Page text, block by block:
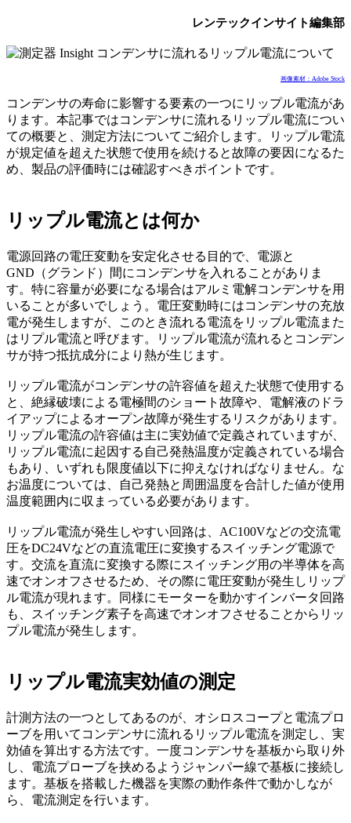
レンテックインサイト編集部
画像素材：Adobe Stock
コンデンサの寿命に影響する要素の一つにリップル電流があ
ります。本記事ではコンデンサに流れるリップル電流につい
ての概要と、測定方法についてご紹介します。リップル電流
が規定値を超えた状態で使用を続けると故障の要因になるた
め、製品の評価時には確認すべきポイントです。
リップル電流とは何か
電源回路の電圧変動を安定化させる目的で、電源と
GND（グランド）間にコンデンサを入れることがありま
す。特に容量が必要になる場合はアルミ電解コンデンサを用
いることが多いでしょう。電圧変動時にはコンデンサの充放
電が発生しますが、このとき流れる電流をリップル電流また
はリプル電流と呼びます。リップル電流が流れるとコンデン
サが持つ抵抗成分により熱が生じます。
リップル電流がコンデンサの許容値を超えた状態で使用する
と、絶縁破壊による電極間のショート故障や、電解液のドラ
イアップによるオープン故障が発生するリスクがあります。
リップル電流の許容値は主に実効値で定義されていますが、
リップル電流に起因する自己発熱温度が定義されている場合
もあり、いずれも限度値以下に抑えなければなりません。な
お温度については、自己発熱と周囲温度を合計した値が使用
温度範囲内に収まっている必要があります。
リップル電流が発生しやすい回路は、AC100Vなどの交流電
圧をDC24Vなどの直流電圧に変換するスイッチング電源で
す。交流を直流に変換する際にスイッチング用の半導体を高
速でオンオフさせるため、その際に電圧変動が発生しリップ
ル電流が現れます。同様にモーターを動かすインバータ回路
も、スイッチング素子を高速でオンオフさせることからリッ
プル電流が発生します。
リップル電流実効値の測定
計測方法の一つとしてあるのが、オシロスコープと電流プロ
ーブを用いてコンデンサに流れるリップル電流を測定し、実
効値を算出する方法です。一度コンデンサを基板から取り外
し、電流プローブを挟めるようジャンパー線で基板に接続し
ます。基板を搭載した機器を実際の動作条件で動かしなが
ら、電流測定を行います。